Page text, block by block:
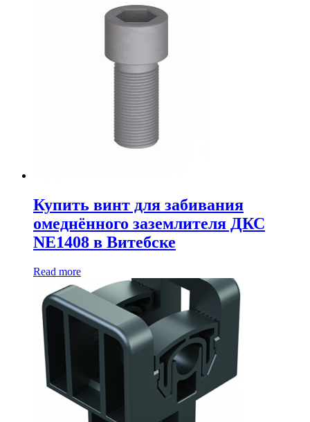
Купить винт для забивания
омеднённого заземлителя ДКС
NE1408 в Витебске
Read more